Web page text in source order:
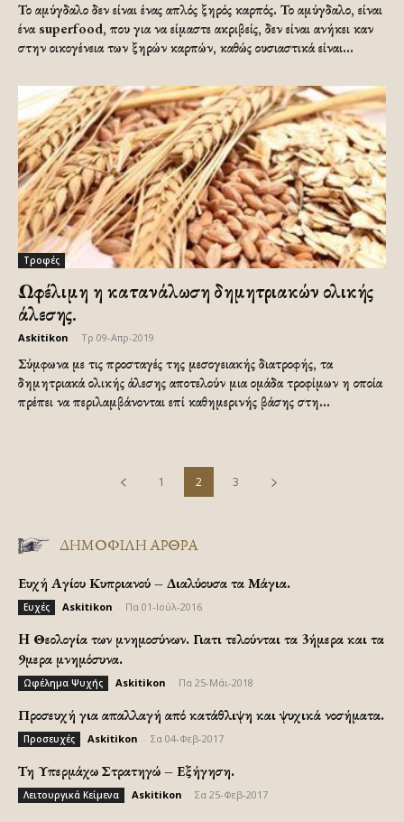
Το αμύγδαλο δεν είναι ένας απλός ξηρός καρπός. Το αμύγδαλο, είναι
ένα superfood, που για να είμαστε ακριβείς, δεν είναι ανήκει καν
στην οικογένεια των ξηρών καρπών, καθώς ουσιαστικά είναι...
Τροφές
Ωφέλιμη η κατανάλωση δημητριακών ολικής
άλεσης.
Askitikon Τρ 09-Απρ-2019
Σύμφωνα με τις προσταγές της μεσογειακής διατροφής, τα
δημητριακά ολικής άλεσης αποτελούν μια ομάδα τροφίμων η οποία
πρέπει να περιλαμβάνονται επί καθημερινής βάσης στη...
1 2 3
ΔΗΜΟΦΙΛΗ ΑΡΘΡΑ
Ευχή Αγίου Κυπριανού – Διαλύουσα τα Μάγια.
Ευχές Askitikon Πα 01-Ιούλ-2016
H Θεολογία των μνημοσύνων. Γιατι τελούνται τα 3ήμερα και τα
9μερα μνημόσυνα.
Ωφέλημα Ψυχής Askitikon Πα 25-Μάι-2018
Προσευχή για απαλλαγή από κατάθλιψη και ψυχικά νοσήματα.
Προσευχές Askitikon Σα 04-Φεβ-2017
Τη Υπερμάχω Στρατηγώ – Εξήγηση.
Λειτουργικά Κείμενα Askitikon Σα 25-Φεβ-2017